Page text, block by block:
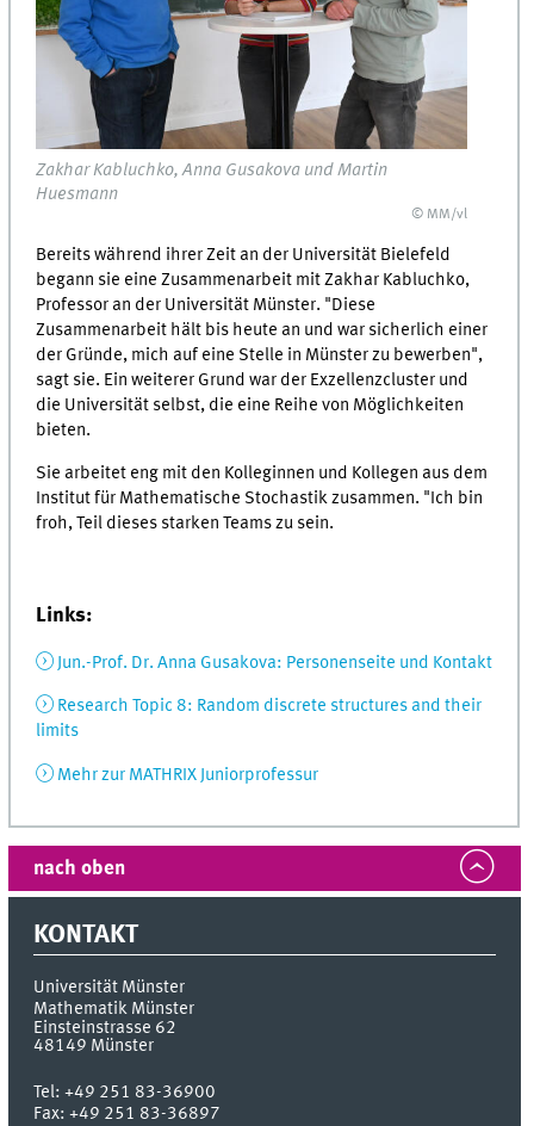
Zakhar Kabluchko, Anna Gusakova und Martin
Huesmann
© MM/vl
Bereits während ihrer Zeit an der Universität Bielefeld
begann sie eine Zusammenarbeit mit Zakhar Kabluchko,
Professor an der Universität Münster. "Diese
Zusammenarbeit hält bis heute an und war sicherlich einer
der Gründe, mich auf eine Stelle in Münster zu bewerben",
sagt sie. Ein weiterer Grund war der Exzellenzcluster und
die Universität selbst, die eine Reihe von Möglichkeiten
bieten.
Sie arbeitet eng mit den Kolleginnen und Kollegen aus dem
Institut für Mathematische Stochastik zusammen. "Ich bin
froh, Teil dieses starken Teams zu sein.
Links:
Jun.-Prof. Dr. Anna Gusakova: Personenseite und Kontakt
Research Topic 8: Random discrete structures and their
limits
Mehr zur MATHRIX Juniorprofessur
nach oben
KONTAKT
Universität Münster
Mathematik Münster
Einsteinstrasse 62
48149 Münster
Tel:+49 251 83-36900
Fax:+49 251 83-36897